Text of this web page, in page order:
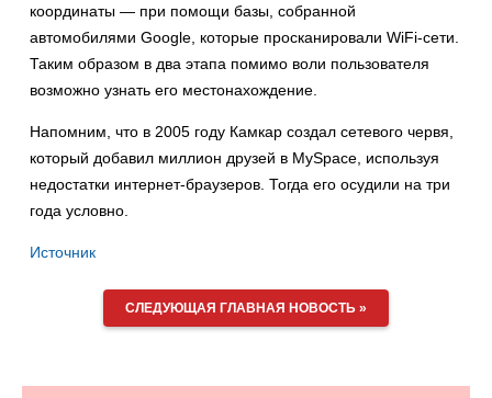
координаты — при помощи базы, собранной
автомобилями Google, которые просканировали WiFi-сети.
Таким образом в два этапа помимо воли пользователя
возможно узнать его местонахождение.
Напомним, что в 2005 году Камкар создал сетевого червя,
который добавил миллион друзей в MySpace, используя
недостатки интернет-браузеров. Тогда его осудили на три
года условно.
Источник
СЛЕДУЮЩАЯ ГЛАВНАЯ НОВОСТЬ »